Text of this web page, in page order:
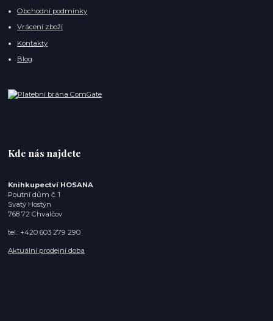
Obchodní podmínky
Vrácení zboží
Kontakty
Blog
Kde nás najdete
Knihkupectví HOSANA
Poutní dům č. 1
Svatý Hostýn
768 72 Chvalčov
tel.: +420 603 279 290
Aktuální prodejní doba